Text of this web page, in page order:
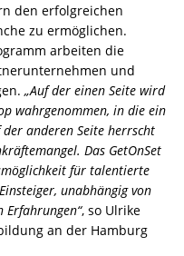
den erfolgreichen
zu ermöglichen.
arbeiten die
und
„Auf der einen Seite wird
wahrgenommen, in die ein
anderen Seite herrscht
Das GetOnSet
für talentierte
unabhängig von
, so Ulrike
an der Hamburg